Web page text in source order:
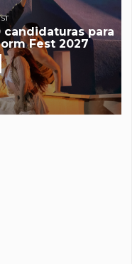
candidaturas para
Fest 2027